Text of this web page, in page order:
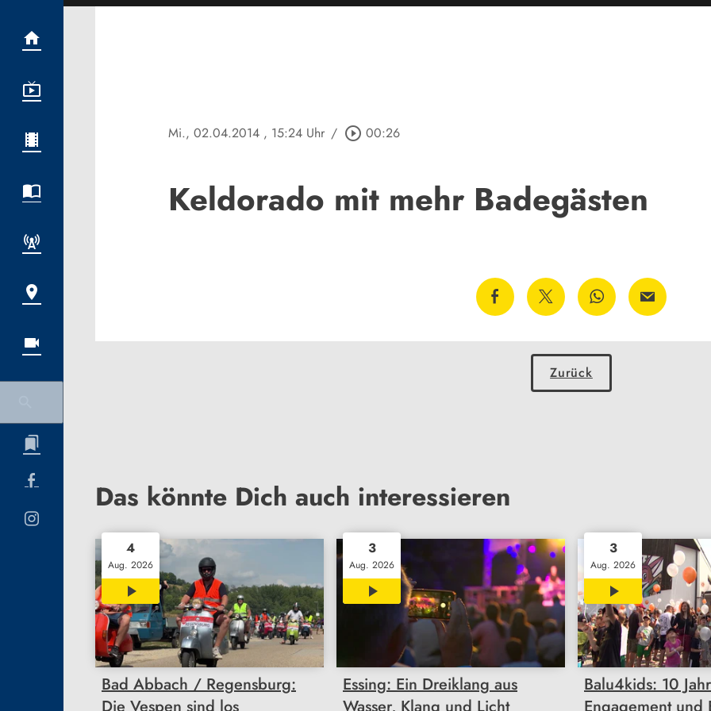
Mi., 02.04.2014 , 15:24 Uhr / play_circle_outline 00:26
Keldorado mit mehr Badegästen
Zurück
Das könnte Dich auch interessieren
4
Aug. 2026
03:30
Bad Abbach / Regensburg:
Die Vespen sind los
3
Aug. 2026
Essing: Ein Dreiklang aus
Wasser, Klang und Licht
3
Aug. 2026
02:45
Balu4kids: 10
Engagement und